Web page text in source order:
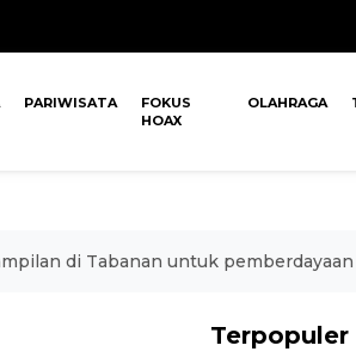
PARIWISATA
FOKUS
HOAX
OLAHRAGA
di Tabanan untuk pemberdayaan
Terpopuler